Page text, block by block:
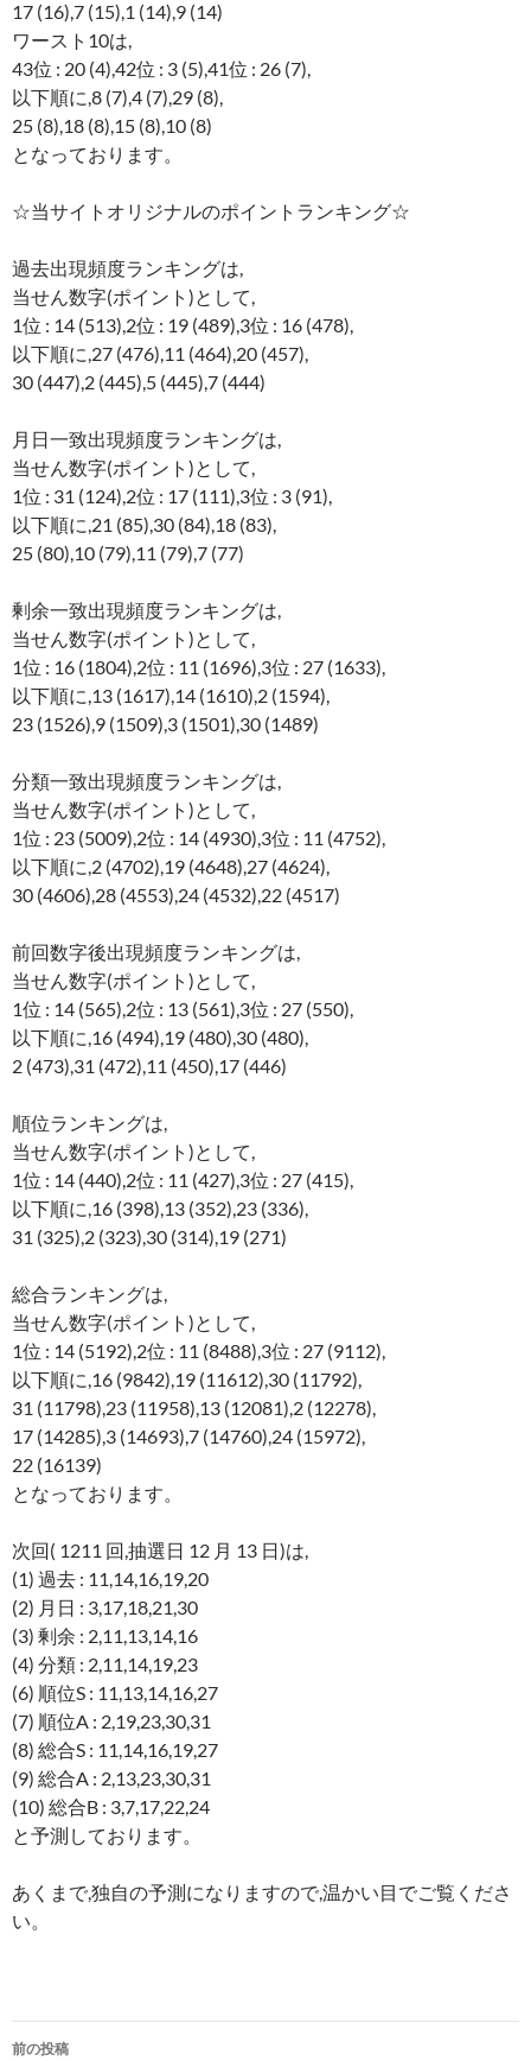
17 (16),7 (15),1 (14),9 (14)
ワースト10は,
43位 : 20 (4),42位 : 3 (5),41位 : 26 (7),
以下順に,8 (7),4 (7),29 (8),
25 (8),18 (8),15 (8),10 (8)
となっております。
☆当サイトオリジナルのポイントランキング☆
過去出現頻度ランキングは,
当せん数字(ポイント)として,
1位 : 14 (513),2位 : 19 (489),3位 : 16 (478),
以下順に,27 (476),11 (464),20 (457),
30 (447),2 (445),5 (445),7 (444)
月日一致出現頻度ランキングは,
当せん数字(ポイント)として,
1位 : 31 (124),2位 : 17 (111),3位 : 3 (91),
以下順に,21 (85),30 (84),18 (83),
25 (80),10 (79),11 (79),7 (77)
剰余一致出現頻度ランキングは,
当せん数字(ポイント)として,
1位 : 16 (1804),2位 : 11 (1696),3位 : 27 (1633),
以下順に,13 (1617),14 (1610),2 (1594),
23 (1526),9 (1509),3 (1501),30 (1489)
分類一致出現頻度ランキングは,
当せん数字(ポイント)として,
1位 : 23 (5009),2位 : 14 (4930),3位 : 11 (4752),
以下順に,2 (4702),19 (4648),27 (4624),
30 (4606),28 (4553),24 (4532),22 (4517)
前回数字後出現頻度ランキングは,
当せん数字(ポイント)として,
1位 : 14 (565),2位 : 13 (561),3位 : 27 (550),
以下順に,16 (494),19 (480),30 (480),
2 (473),31 (472),11 (450),17 (446)
順位ランキングは,
当せん数字(ポイント)として,
1位 : 14 (440),2位 : 11 (427),3位 : 27 (415),
以下順に,16 (398),13 (352),23 (336),
31 (325),2 (323),30 (314),19 (271)
総合ランキングは,
当せん数字(ポイント)として,
1位 : 14 (5192),2位 : 11 (8488),3位 : 27 (9112),
以下順に,16 (9842),19 (11612),30 (11792),
31 (11798),23 (11958),13 (12081),2 (12278),
17 (14285),3 (14693),7 (14760),24 (15972),
22 (16139)
となっております。
次回( 1211 回,抽選日 12 月 13 日)は,
(1) 過去 : 11,14,16,19,20
(2) 月日 : 3,17,18,21,30
(3) 剰余 : 2,11,13,14,16
(4) 分類 : 2,11,14,19,23
(6) 順位S : 11,13,14,16,27
(7) 順位A : 2,19,23,30,31
(8) 総合S : 11,14,16,19,27
(9) 総合A : 2,13,23,30,31
(10) 総合B : 3,7,17,22,24
と予測しております。
あくまで,独自の予測になりますので,温かい目でご覧くださ
い。
投
前の投稿